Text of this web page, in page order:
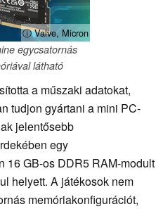
ⓘ Valve, Micron
egycsatornás
látható
a műszaki adatokat,
tudjon gyártani a mini PC-
jelentősebb
egy
16 GB-os DDR5 RAM-modult
helyett. A játékosok nem
memóriakonfigurációt,